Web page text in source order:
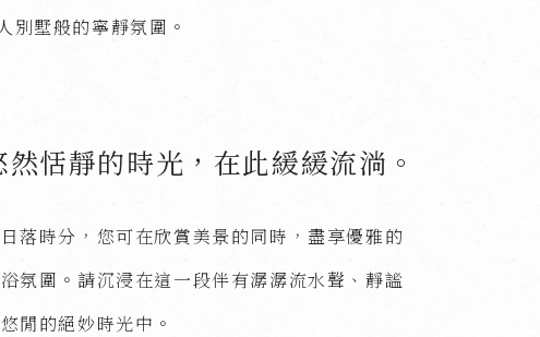
別墅般的寧靜氛圍。
然恬靜的時光，在此緩緩流淌。
落時分，您可在欣賞美景的同時，盡享優雅的
氛圍。請沉浸在這一段伴有潺潺流水聲、靜謐
閒的絕妙時光中。